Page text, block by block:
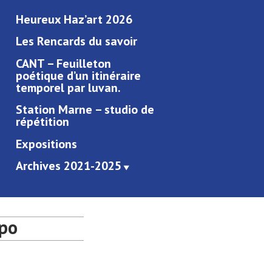
Heureux Haz’art 2026
Les Rencards du savoir
CANT – Feuilleton
poétique d’un itinéraire
temporel par luvan.
Station Marne – studio de
répétition
Expositions
Archives 2021-2025